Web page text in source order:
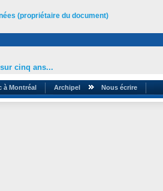
(propriétaire du document)
cinq ans...
à Montréal Archipel Nous écrire